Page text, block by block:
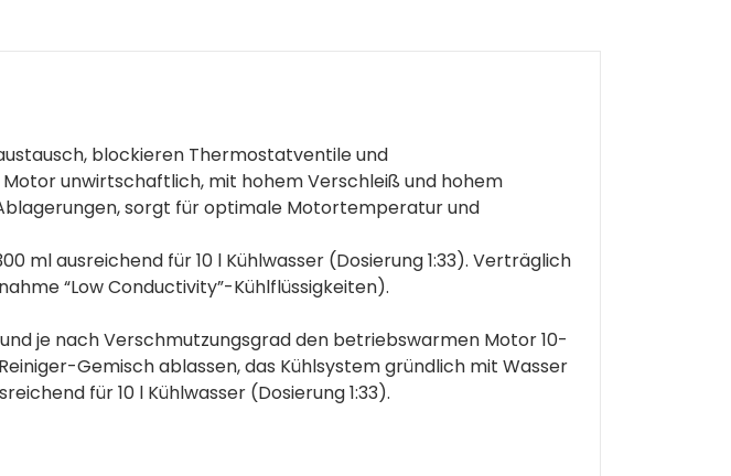
blockieren Thermostatventile und
unwirtschaftlich, mit hohem Verschleiß und hohem
sorgt für optimale Motortemperatur und
ml ausreichend für 10 l Kühlwasser (Dosierung 1:33). Verträglich
“Low Conductivity”-Kühlflüssigkeiten).
je nach Verschmutzungsgrad den betriebswarmen Motor 10-
Gemisch ablassen, das Kühlsystem gründlich mit Wasser
für 10 l Kühlwasser (Dosierung 1:33).